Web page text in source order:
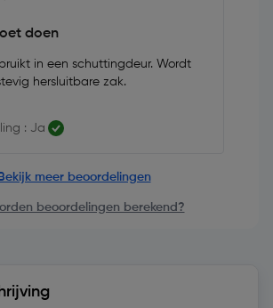
doen
in een schuttingdeur. Wordt
hersluitbare zak.
: Ja
Bekijk meer beoordelingen
beoordelingen berekend?